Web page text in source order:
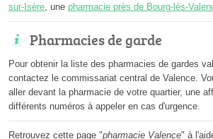
sur-Isère , une pharmacie près de Bourg-lès-
Pharmacies de garde
Pour obtenir la liste des pharmacies de gardes
contactez le commissariat central de Valence.
aller devant la pharmacie de votre quartier, une
différents numéros à appeler en cas d'urgence.
Retrouvez cette page "pharmacie Valence" à